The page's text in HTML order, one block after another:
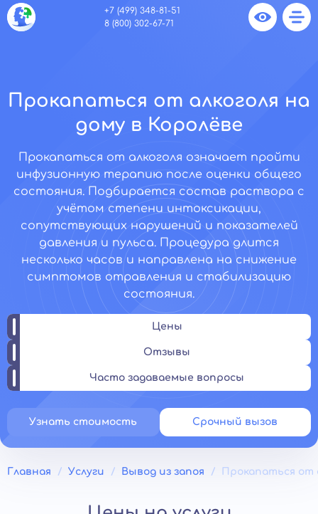
+7 (499) 348-81-51
8 (800) 302-67-71
Прокапаться от алкоголя на
дому в Королёве
Прокапаться от алкоголя означает пройти
инфузионную терапию после оценки общего
состояния. Подбирается состав раствора с
учётом степени интоксикации,
сопутствующих нарушений и показателей
давления и пульса. Процедура длится
несколько часов и направлена на снижение
симптомов отравления и стабилизацию
состояния.
Цены
Отзывы
Часто задаваемые вопросы
Узнать стоимость Срочный вызов
Главная Услуги Вывод из запоя Прокапаться от